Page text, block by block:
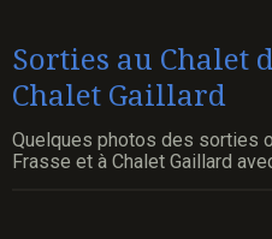
Sorties au Chalet
Chalet Gaillard
Quelques photos des sorties
Frasse et à Chalet Gaillard